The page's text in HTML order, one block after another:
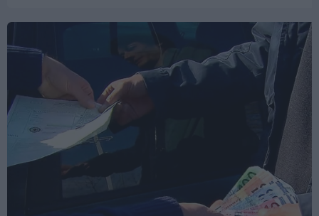
érintettek online piactéren árultak